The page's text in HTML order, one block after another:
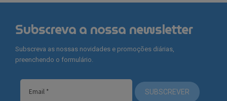
Subscreva a nossa newsletter
Subscreva as nossas novidades e promoções diárias,
preenchendo o formulário.
SUBSCREVER